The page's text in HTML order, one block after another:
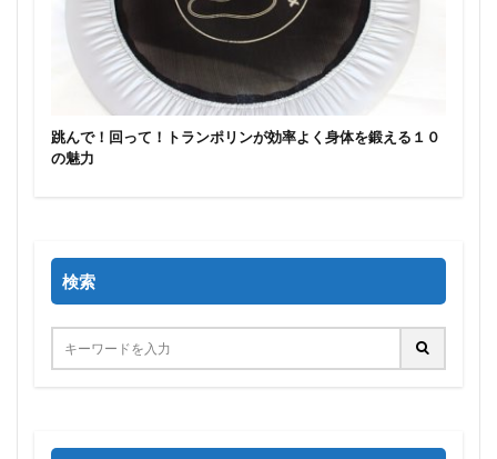
跳んで！回って！トランポリンが効率よく身体を鍛える１０
の魅力
検索